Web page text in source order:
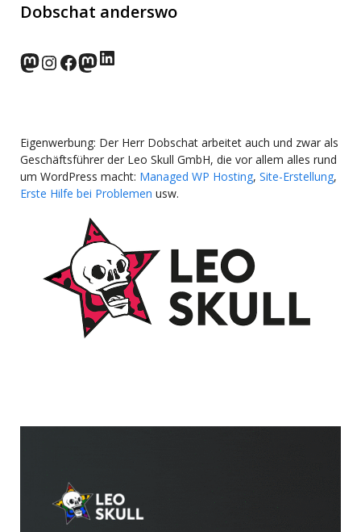
Dobschat anderswo
norden.social
Instagram
Facebook
wp-punks.social
LinkedIn
Eigenwerbung: Der Herr Dobschat arbeitet auch und zwar als
Geschäftsführer der Leo Skull GmbH, die vor allem alles rund
um WordPress macht: Managed WP Hosting, Site-Erstellung,
Erste Hilfe bei Problemen usw.